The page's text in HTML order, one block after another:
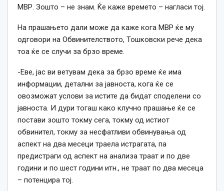
МВР. Зошто – не знам. Ќе каже времето – нагласи тој.
На прашањето дали може да каже кога МВР ќе му
одговори на Обвинителството, Тошковски рече дека
тоа ќе се случи за брзо време.
-Еве, јас ви ветувам дека за брзо време ќе има
информации, детални за јавноста, кога ќе се
овозможат услови за истите да бидат споделени со
јавноста. И дури тогаш како клучно прашање ќе се
постави зошто токму сега, токму од истиот
обвинител, токму за несфатливи обвинувања од
аспект на два месеци траела истрагата, па
предистраги од аспект на анализа траат и по две
години и по шест години итн., не траат по два месеца
– потенцира тој.